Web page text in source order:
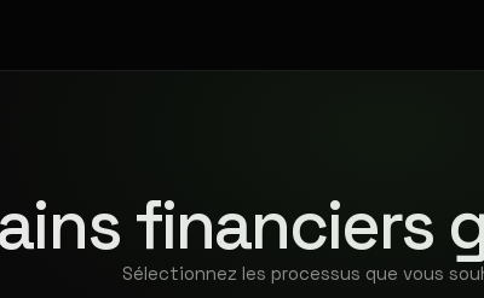
financiers
Sélectionnez les processus que vous